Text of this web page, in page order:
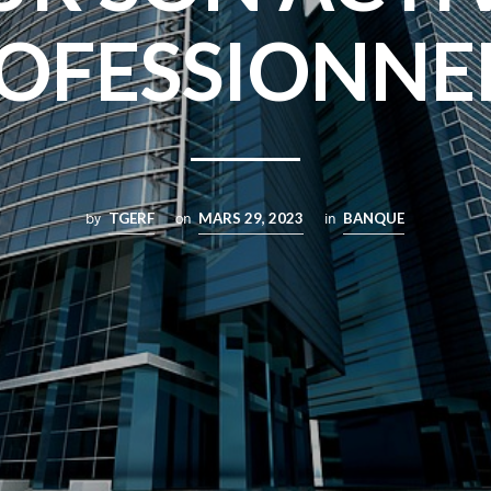
by TGERF on MARS 29, 2023 in BANQUE